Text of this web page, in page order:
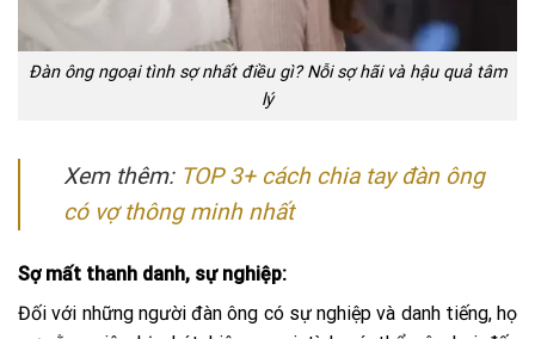
Đàn ông ngoại tình sợ nhất điều gì? Nỗi sợ hãi và hậu quả tâm
lý
Xem thêm: TOP 3+ cách chia tay đàn ông
có vợ thông minh nhất
Sợ mất thanh danh, sự nghiệp:
Đối với những người đàn ông có sự nghiệp và danh tiếng, họ